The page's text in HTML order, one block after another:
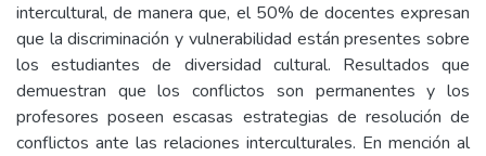
intercultural, de manera que, el 50% de docentes expresan
que la discriminación y vulnerabilidad están presentes sobre
los estudiantes de diversidad cultural. Resultados que
demuestran que los conflictos son permanentes y los
profesores poseen escasas estrategias de resolución de
conflictos ante las relaciones interculturales. En mención al